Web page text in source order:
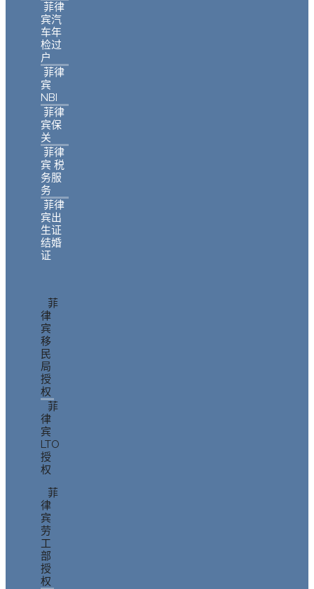
菲律
宾汽
车年
检过
户
菲律
宾
NBI
菲律
宾保
关
菲律
宾 税
务服
务
菲律
宾出
生证
结婚
证
菲
律
宾
移
民
局
授
权
菲
律
宾
LTO
授
权
菲
律
宾
劳
工
部
授
权